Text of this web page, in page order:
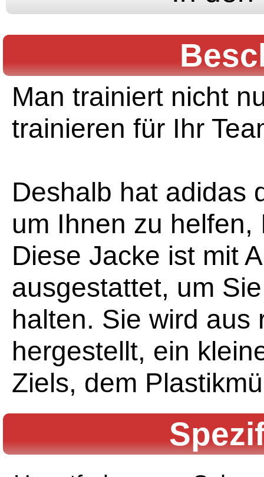
Man trainiert nicht
trainieren für Ihr
Deshalb hat adidas
um Ihnen zu
Diese Jacke ist mit
ausgestattet, um
halten. Sie wird aus
hergestellt, ein
Ziels, dem